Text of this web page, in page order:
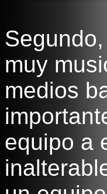
muy
medios
equipo a